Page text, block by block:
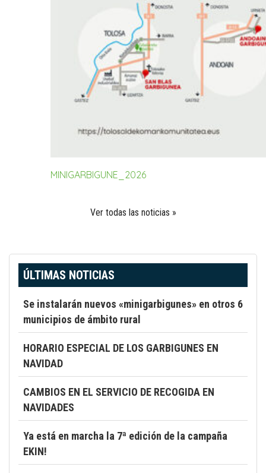
MINIGARBIGUNE_2026
Ver todas las noticias »
ÚLTIMAS NOTICIAS
Se instalarán nuevos «minigarbigunes» en otros 6
municipios de ámbito rural
HORARIO ESPECIAL DE LOS GARBIGUNES EN
NAVIDAD
CAMBIOS EN EL SERVICIO DE RECOGIDA EN
NAVIDADES
Ya está en marcha la 7ª edición de la campaña
EKIN!